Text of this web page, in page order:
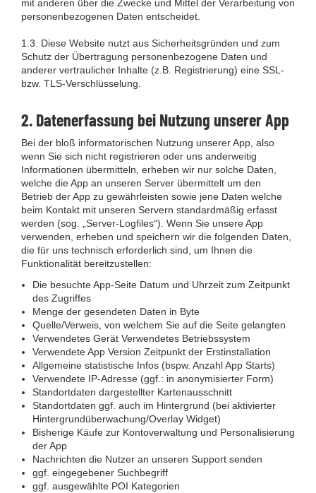
mit anderen über die Zwecke und Mittel der Verarbeitung von
personenbezogenen Daten entscheidet.
1.3. Diese Website nutzt aus Sicherheitsgründen und zum
Schutz der Übertragung personenbezogene Daten und
anderer vertraulicher Inhalte (z.B. Registrierung) eine SSL-
bzw. TLS-Verschlüsselung.
2. Datenerfassung bei Nutzung unserer App
Bei der bloß informatorischen Nutzung unserer App, also
wenn Sie sich nicht registrieren oder uns anderweitig
Informationen übermitteln, erheben wir nur solche Daten,
welche die App an unseren Server übermittelt um den
Betrieb der App zu gewährleisten sowie jene Daten welche
beim Kontakt mit unseren Servern standardmäßig erfasst
werden (sog. „Server-Logfiles“). Wenn Sie unsere App
verwenden, erheben und speichern wir die folgenden Daten,
die für uns technisch erforderlich sind, um Ihnen die
Funktionalität bereitzustellen:
Die besuchte App-Seite Datum und Uhrzeit zum Zeitpunkt
des Zugriffes
Menge der gesendeten Daten in Byte
Quelle/Verweis, von welchem Sie auf die Seite gelangten
Verwendetes Gerät Verwendetes Betriebssystem
Verwendete App Version Zeitpunkt der Erstinstallation
Allgemeine statistische Infos (bspw. Anzahl App Starts)
Verwendete IP-Adresse (ggf.: in anonymisierter Form)
Standortdaten dargestellter Kartenausschnitt
Standortdaten ggf. auch im Hintergrund (bei aktivierter
Hintergrundüberwachung/Overlay Widget)
Bisherige Käufe zur Kontoverwaltung und Personalisierung
der App
Nachrichten die Nutzer an unseren Support senden
ggf. eingegebener Suchbegriff
ggf. ausgewählte POI Kategorien